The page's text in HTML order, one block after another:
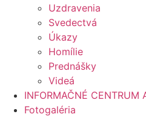
Uzdravenia
Svedectvá
Úkazy
Homílie
Prednášky
Videá
INFORMAČNÉ CENTRUM
Fotogaléria